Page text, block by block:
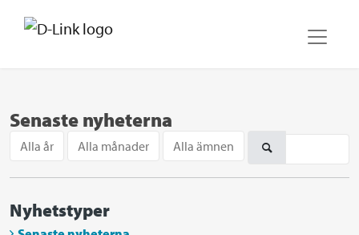
Senaste nyheterna
Alla år Alla månader Alla ämnen
Nyhetstyper